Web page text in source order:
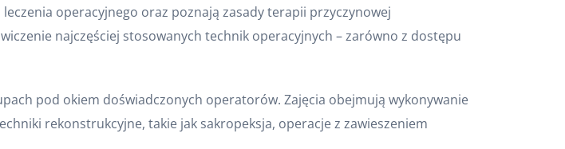
operacyjnego oraz poznają zasady terapii przyczynowej
najczęściej stosowanych technik operacyjnych – zarówno z dostępu
pod okiem doświadczonych operatorów. Zajęcia obejmują wykonywanie
rekonstrukcyjne, takie jak sakropeksja, operacje z zawieszeniem